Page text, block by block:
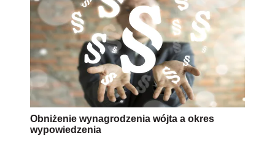
Obniżenie wynagrodzenia wójta a okres
wypowiedzenia